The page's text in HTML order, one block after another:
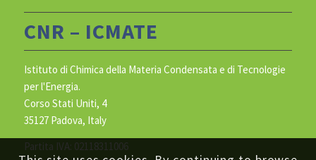
CNR – ICMATE
Istituto di Chimica della Materia Condensata e di Tecnologie
per l'Energia.
Corso Stati Uniti, 4
35127 Padova, Italy
Partita IVA: 02118311006